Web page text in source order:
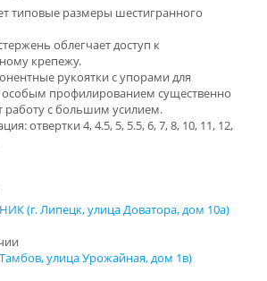
типовые размеры шестигранного
облегчает доступ к
крепежу.
рукоятки с упорами для
особым профилированием существенно
с большим усилием.
отвертки 4, 4.5, 5, 5.5, 6, 7, 8, 10, 11, 12,
(г. Липецк, улица Доватора, дом 10а)
улица Урожайная, дом 1в)